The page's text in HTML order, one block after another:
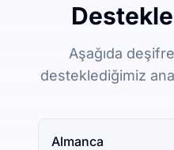
Aşağıda
desteklediğimiz
Almanca